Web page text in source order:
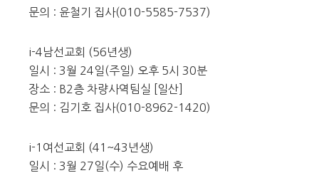
문의 : 윤철기 집사(010-5585-7537)
i-4남선교회 (56년생)
일시 : 3월 24일(주일) 오후 5시 30분
장소 : B2층 차량사역팀실 [일산]
문의 : 김기호 집사(010-8962-1420)
i-1여선교회 (41~43년생)
일시 : 3월 27일(수) 수요예배 후